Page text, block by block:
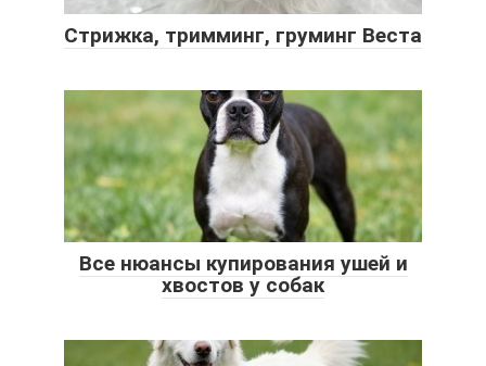
Стрижка, тримминг, груминг Веста
Все нюансы купирования ушей и
хвостов у собак